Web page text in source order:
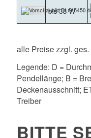
bis 38 W
alle Preise zzgl.
Legende: D =
Pendellänge; B =
Deckenausschnitt;
Treiber
BITTE